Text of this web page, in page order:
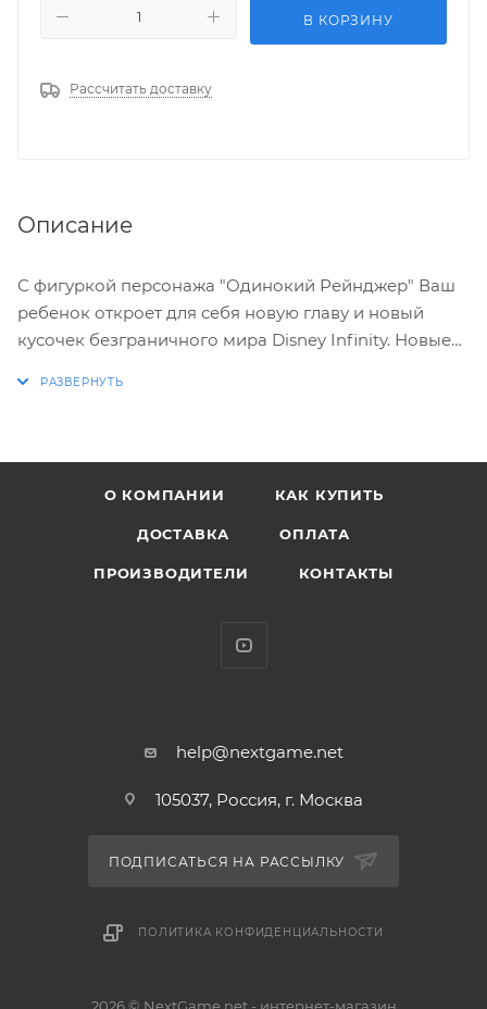
В КОРЗИНУ
Рассчитать доставку
Описание
С фигуркой персонажа "Одинокий Рейнджер" Ваш
ребенок откроет для себя новую главу и новый
кусочек безграничного мира Disney Infinity. Новые
О КОМПАНИИ КАК КУПИТЬ
ДОСТАВКА ОПЛАТА
ПРОИЗВОДИТЕЛИ КОНТАКТЫ
help@nextgame.net
105037, Россия, г. Москва
ПОДПИСАТЬСЯ НА РАССЫЛКУ
ПОЛИТИКА КОНФИДЕНЦИАЛЬНОСТИ